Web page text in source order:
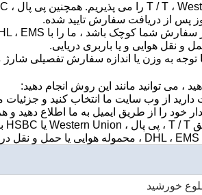
نقل هوایی و یا باربری دریایی.
، می توانید مانند این روش انجام دهید:
خورشید